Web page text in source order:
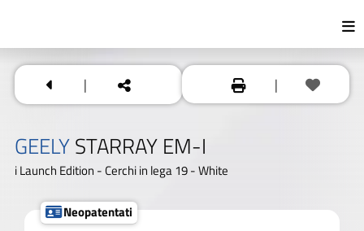
| |
GEELYSTARRAY EM-I
i Launch Edition - Cerchi in lega 19 - White
Neopatentati